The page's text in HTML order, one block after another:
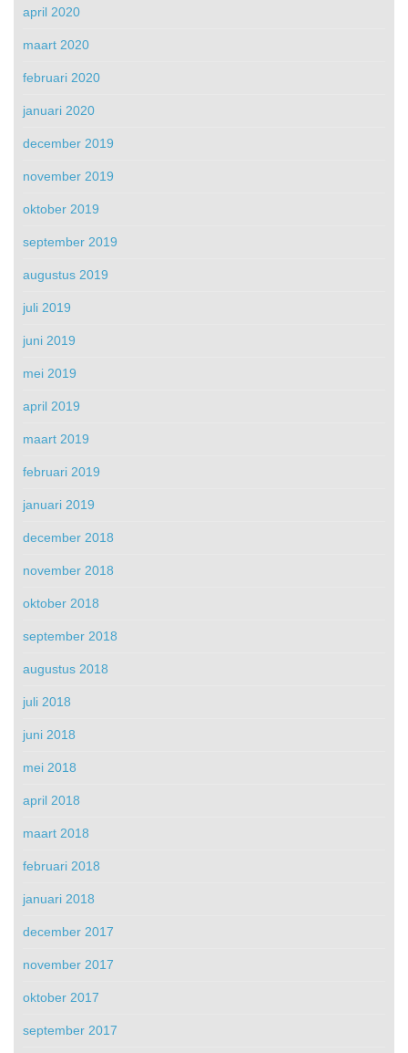
april 2020
maart 2020
februari 2020
januari 2020
december 2019
november 2019
oktober 2019
september 2019
augustus 2019
juli 2019
juni 2019
mei 2019
april 2019
maart 2019
februari 2019
januari 2019
december 2018
november 2018
oktober 2018
september 2018
augustus 2018
juli 2018
juni 2018
mei 2018
april 2018
maart 2018
februari 2018
januari 2018
december 2017
november 2017
oktober 2017
september 2017